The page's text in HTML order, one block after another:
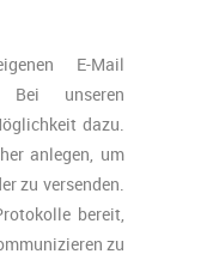
E-Mail
Bei unseren
dazu.
anlegen, um
zu versenden.
bereit,
zu